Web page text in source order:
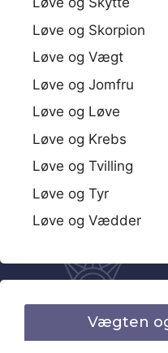
Løve og Skorpion
Løve og Vægt
Løve og Jomfru
Løve og Løve
Løve og Krebs
Løve og Tvilling
Løve og Tyr
Løve og Vædder
Vægten